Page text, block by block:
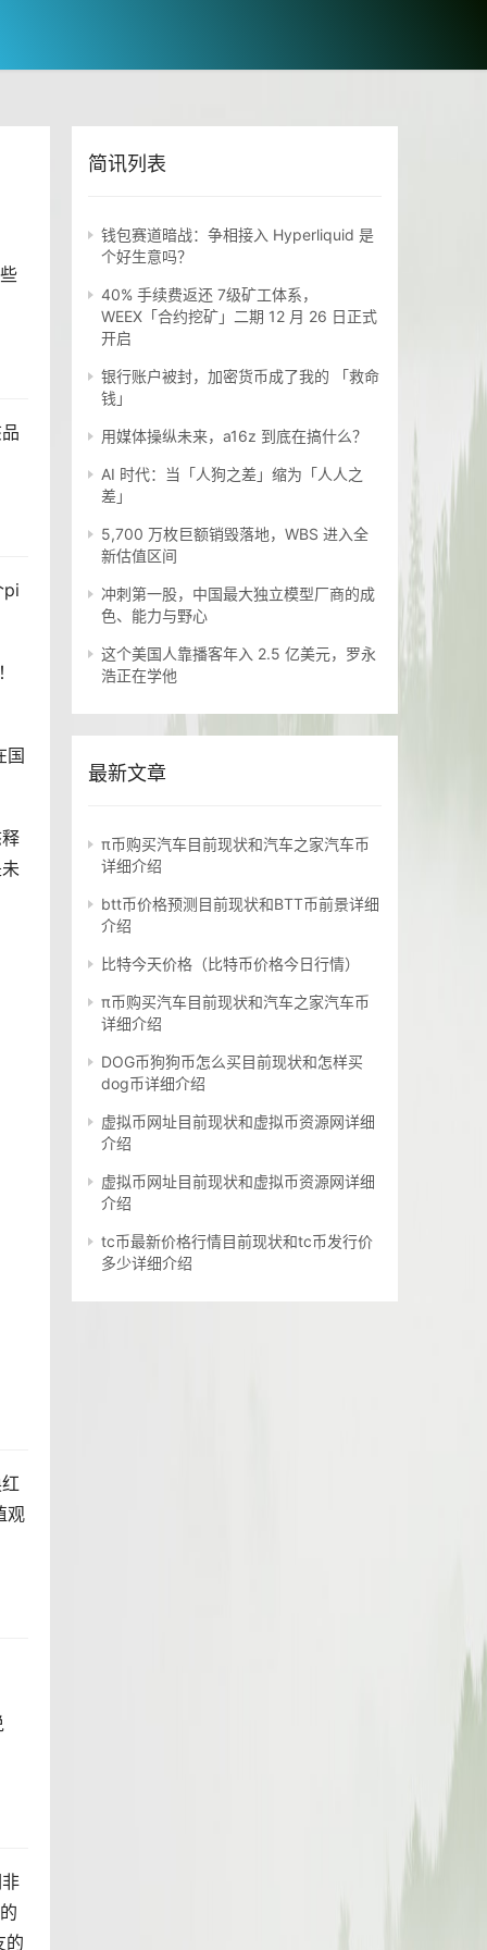
pi
国
观
的
简讯列表
钱包赛道暗战：争相接入 Hyperliquid 是
个好生意吗？
40% 手续费返还 7级矿工体系，
WEEX「合约挖矿」二期 12 月 26 日正式
开启
银行账户被封，加密货币成了我的 「救命
钱」
用媒体操纵未来，a16z 到底在搞什么？
AI 时代：当「人狗之差」缩为「人人之
差」
5,700 万枚巨额销毁落地，WBS 进入全
新估值区间
冲刺第一股，中国最大独立模型厂商的成
色、能力与野心
这个美国人靠播客年入 2.5 亿美元，罗永
浩正在学他
最新文章
π币购买汽车目前现状和汽车之家汽车币
详细介绍
btt币价格预测目前现状和BTT币前景详细
介绍
比特今天价格（比特币价格今日行情）
π币购买汽车目前现状和汽车之家汽车币
详细介绍
DOG币狗狗币怎么买目前现状和怎样买
dog币详细介绍
虚拟币网址目前现状和虚拟币资源网详细
介绍
虚拟币网址目前现状和虚拟币资源网详细
介绍
tc币最新价格行情目前现状和tc币发行价
多少详细介绍